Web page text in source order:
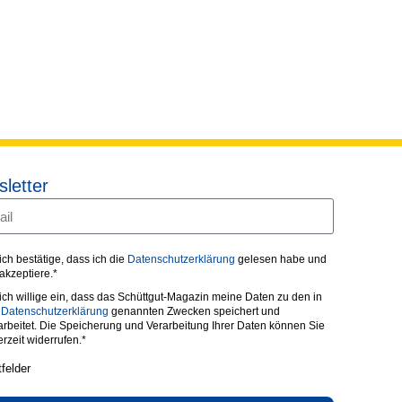
bestätige, dass ich die Datenschutzerklärunggelesen habe und
willige ein, dass das Schüttgut-Magazin meine Daten zu den in
Datenschutzerklärunggenannten Zwecken speichert und
Die Speicherung und Verarbeitung Ihrer Daten können Sie
widerrufen.*